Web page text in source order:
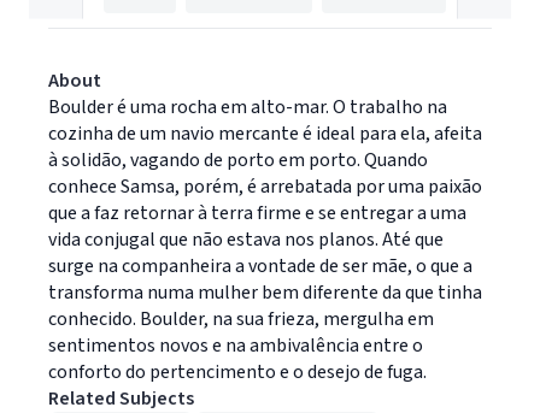
About
Boulder é uma rocha em alto-mar. O trabalho na
cozinha de um navio mercante é ideal para ela, afeita
à solidão, vagando de porto em porto. Quando
conhece Samsa, porém, é arrebatada por uma paixão
que a faz retornar à terra firme e se entregar a uma
vida conjugal que não estava nos planos. Até que
surge na companheira a vontade de ser mãe, o que a
transforma numa mulher bem diferente da que tinha
conhecido. Boulder, na sua frieza, mergulha em
sentimentos novos e na ambivalência entre o
conforto do pertencimento e o desejo de fuga.
Related Subjects